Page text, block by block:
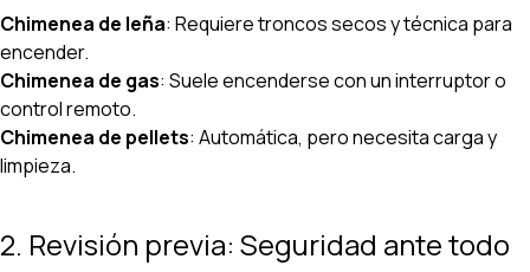
Chimenea de leña: Requiere troncos secos y técnica para
encender.
Chimenea de gas: Suele encenderse con un interruptor o
control remoto.
Chimenea de pellets: Automática, pero necesita carga y
limpieza.
2. Revisión previa: Seguridad ante todo